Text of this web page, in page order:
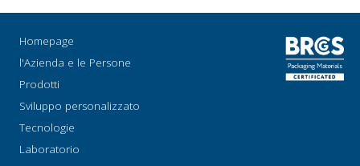
Homepage
l'Azienda e le Persone
Prodotti
Sviluppo personalizzato
Tecnologie
Laboratorio